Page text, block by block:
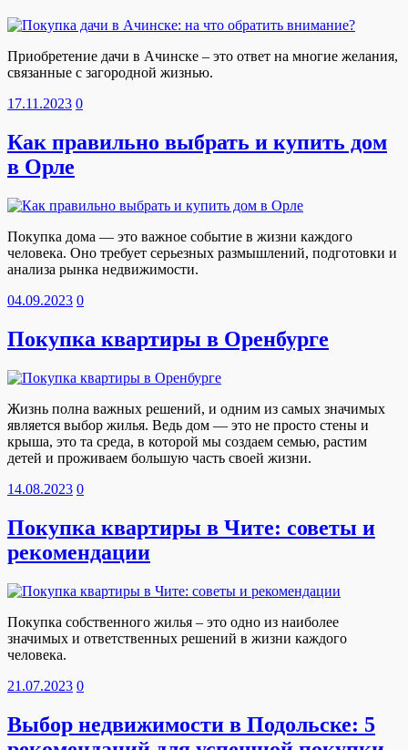
Приобретение дачи в Ачинске – это ответ на многие желания,
связанные с загородной жизнью.
17.11.2023 0
Как правильно выбрать и купить дом
в Орле
Покупка дома — это важное событие в жизни каждого
человека. Оно требует серьезных размышлений, подготовки и
анализа рынка недвижимости.
04.09.2023 0
Покупка квартиры в Оренбурге
Жизнь полна важных решений, и одним из самых значимых
является выбор жилья. Ведь дом — это не просто стены и
крыша, это та среда, в которой мы создаем семью, растим
детей и проживаем большую часть своей жизни.
14.08.2023 0
Покупка квартиры в Чите: советы и
рекомендации
Покупка собственного жилья – это одно из наиболее
значимых и ответственных решений в жизни каждого
человека.
21.07.2023 0
Выбор недвижимости в Подольске: 5